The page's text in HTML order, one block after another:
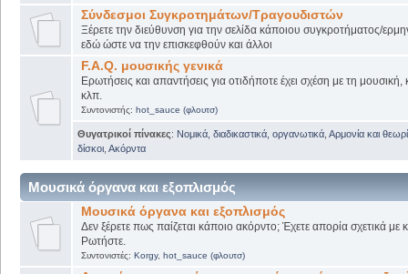
Σύνδεσμοι Συγκροτημάτων/Τραγουδιστών
Ξέρετε την διεύθυνση για την σελίδα κάποιου συγκροτήματος/
εδώ ώστε να την επισκεφθούν και άλλοι
F.A.Q. μουσικής γενικά
Ερωτήσεις και απαντήσεις για οτιδήποτε έχει σχέση με τη μουσική,
κλπ.
Συντονιστής: hot_sauce (φλουτσ)
Θυγατρικοί πίνακες: Νομικά, διαδικαστικά, οργανωτικά Αρμονία και
δίσκοι Ακόρντα
Μουσικά όργανα και εξοπλισμός
Μουσικά όργανα και εξοπλισμός
Δεν ξέρετε πως παίζεται κάποιο ακόρντο; Έχετε απορία σχετικά
Ρωτήστε.
Συντονιστές: Korgy, hot_sauce (φλουτσ)